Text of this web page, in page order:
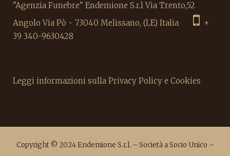
"Agenzia Funebre" Endemione S.r.l Via Trento,52
Angolo Via Pò - 73040 Melissano, (LE) Italia
+
39 340-9630428
Leggi informazioni sulla Privacy Policy e Cookies
Copyright © 2024 Endemione S.r.l. – Società a Socio Unico –